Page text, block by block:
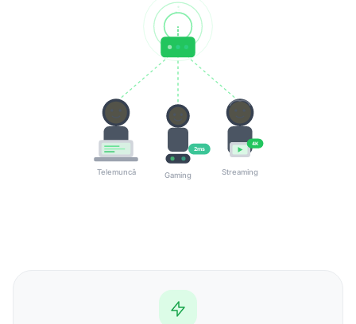
Telemuncă
2ms
Gaming
4K
Streaming